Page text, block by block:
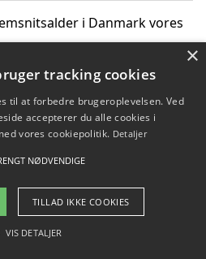
i Danmark vores
udledning påvirker vores
Blog Betingelser
×
tracking cookies
til at forbedre brugeroplevelsen. Ved
accepterer du alle cookies i
vores cookiepolitik. Detaljer
NØDVENDIGE
TILLAD IKKE COOKIES
VIS DETALJER